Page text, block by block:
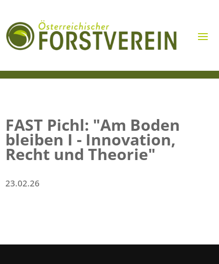
FAST Pichl: "Am Boden
bleiben I - Innovation,
Recht und Theorie"
23.02.26